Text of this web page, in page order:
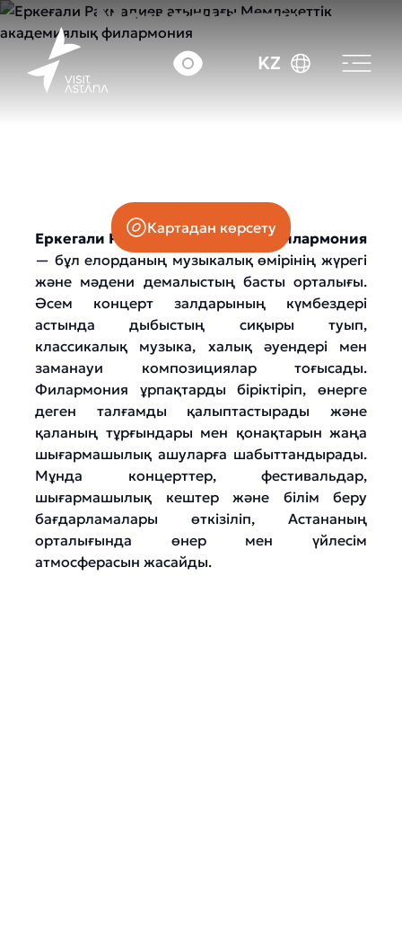
KZ
Мемлекеттік
академиялық
филармония
Картадан көрсету
Еркегали Рахмадиев атындағы филармония
— бұл елорданың музыкалық өмірінің жүрегі
және мәдени демалыстың басты орталығы.
Әсем концерт залдарының күмбездері
астында дыбыстың сиқыры туып,
классикалық музыка, халық әуендері мен
заманауи композициялар тоғысады.
Филармония ұрпақтарды біріктіріп, өнерге
деген талғамды қалыптастырады және
қаланың тұрғындары мен қонақтарын жаңа
шығармашылық ашуларға шабыттандырады.
Мұнда концерттер, фестивальдар,
шығармашылық кештер және білім беру
бағдарламалары өткізіліп, Астананың
орталығында өнер мен үйлесім
атмосферасын жасайды.